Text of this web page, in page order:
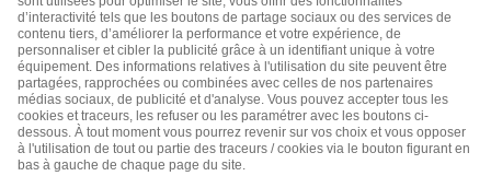
Accueil
Politique de confidentialité
Cookies